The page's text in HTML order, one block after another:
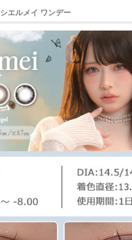
シエルメイ ワンデー